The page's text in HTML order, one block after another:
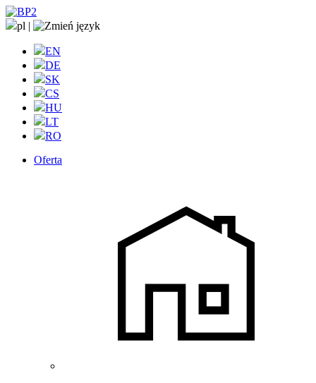
pl |
EN
DE
SK
CS
HU
LT
RO
Oferta